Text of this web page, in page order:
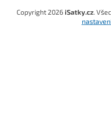
Copyright 2026 iSatky.cz.